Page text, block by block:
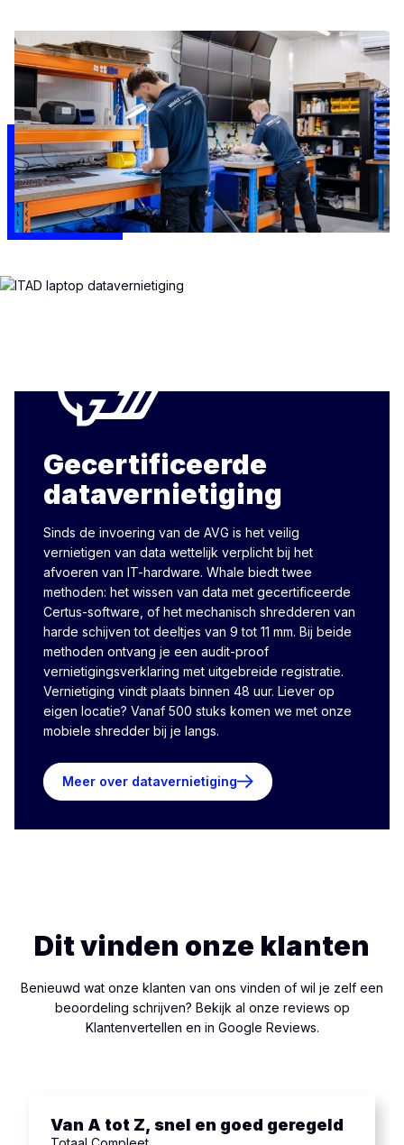
Gecertificeerde
datavernietiging
Sinds de invoering van de AVG is het veilig
vernietigen van data wettelijk verplicht bij het
afvoeren van IT-hardware. Whale biedt twee
methoden: het wissen van data met gecertificeerde
Certus-software, of het mechanisch shredderen van
harde schijven tot deeltjes van 9 tot 11 mm. Bij beide
methoden ontvang je een audit-proof
vernietigingsverklaring met uitgebreide registratie.
Vernietiging vindt plaats binnen 48 uur. Liever op
eigen locatie? Vanaf 500 stuks komen we met onze
mobiele shredder bij je langs.
Meer over datavernietiging
Dit vinden onze klanten
Benieuwd wat onze klanten van ons vinden of wil je zelf een
beoordeling schrijven? Bekijk al onze reviews op
Klantenvertellen en in Google Reviews.
Van A tot Z, snel en goed geregeld